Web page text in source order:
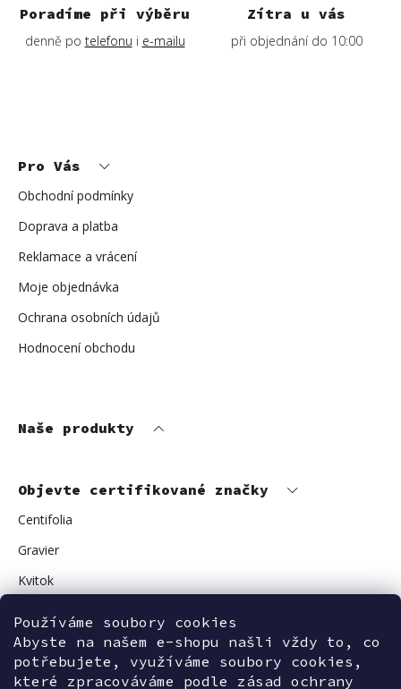
Používáme soubory cookies
Abyste na našem e-shopu našli vždy to, co
potřebujete, využíváme soubory cookies,
které zpracováváme podle zásad ochrany
Poradíme při výběru
denně po telefonu i e-mailu
Zítra u vás
při objednání do 10:00
Pro Vás
Obchodní podmínky
Doprava a platba
Reklamace a vrácení
Moje objednávka
Ochrana osobních údajů
Hodnocení obchodu
Naše produkty
Objevte certifikované značky
Centifolia
Gravier
Kvitok
Avant Skincare
Sonnentor